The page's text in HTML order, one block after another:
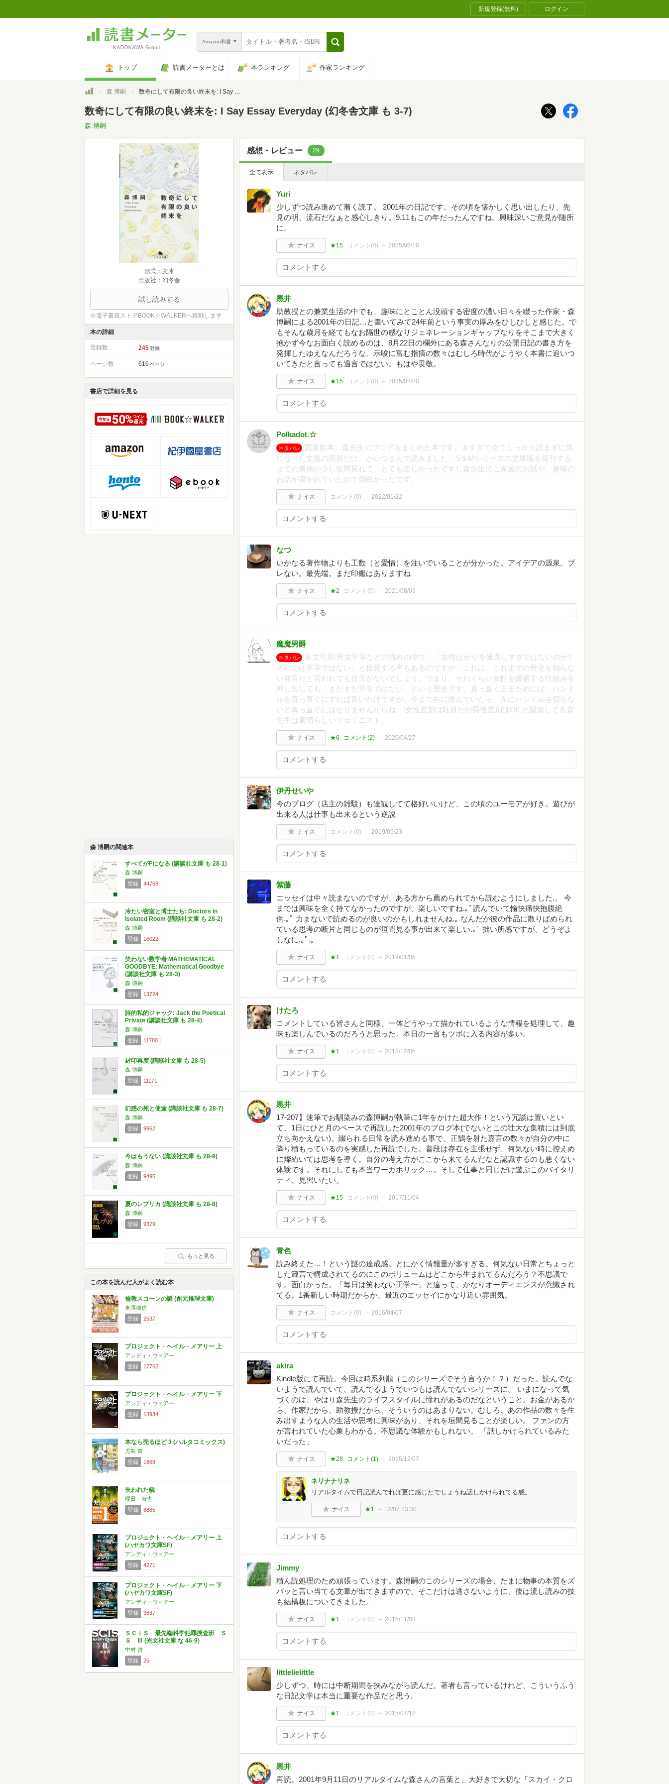
新規登録(無料) ログイン
Amazon和書
トップ 読書メーターとは 本ランキング 作家ランキング
トップ森 博嗣 数奇にして有限の良い終末を: I Say Essay Everyday (幻冬舎文庫 も 3-7)
数奇にして有限の良い終末を: I Say Essay Everyday (幻冬舎文庫 も 3-7)
森 博嗣
形式：文庫
出版社：幻冬舎
試し読みする
※電子書籍ストアBOOK☆WALKERへ移動します
本の詳細
登録数 245 登録
ページ数 616 ページ
書店で詳細を見る
森 博嗣の関連本
すべてがFになる (講談社文庫 も 28-1)
森 博嗣
登録
44768
冷たい密室と博士たち: Doctors in
Isolated Room (講談社文庫 も 28-2)
森 博嗣
登録
16022
笑わない数学者 MATHEMATICAL
GOODBYE: Mathematical Goodbye
(講談社文庫 も 28-3)
森 博嗣
登録
13724
詩的私的ジャック: Jack the Poetical
Private (講談社文庫 も 28-4)
森 博嗣
登録
11780
封印再度 (講談社文庫 も 28-5)
森 博嗣
登録
11171
幻惑の死と使途 (講談社文庫 も 28-7)
森 博嗣
登録
9962
今はもうない (講談社文庫 も 28-9)
森 博嗣
登録
9495
夏のレプリカ (講談社文庫 も 28-8)
森 博嗣
登録
9379
もっと見る
この本を読んだ人がよく読む本
倫敦スコーンの謎 (創元推理文庫)
米澤穂信
登録
2537
プロジェクト・ヘイル・メアリー 上
アンディ・ウィアー
登録
17762
プロジェクト・ヘイル・メアリー 下
アンディ・ウィアー
登録
13934
本なら売るほど 3 (ハルタコミックス)
児島 青
登録
1868
失われた貌
櫻田 智也
登録
8885
プロジェクト・ヘイル・メアリー 上
(ハヤカワ文庫SF)
アンディ・ウィアー
登録
4271
プロジェクト・ヘイル・メアリー 下
(ハヤカワ文庫SF)
アンディ・ウィアー
登録
3637
ＳＣＩＳ 最先端科学犯罪捜査班 Ｓ
Ｓ Ⅲ (光文社文庫 な 46-9)
中村 啓
登録
25
感想・レビュー 29
全て表示 ネタバレ
Yuri
少しずつ読み進めて漸く読了。 2001年の日記です。その頃を懐かしく思い出したり、先
見の明、流石だなぁと感心しきり。9.11もこの年だったんですね。興味深いご意見が随所
に。
ナイス ★15 コメント(0) 2025/06/10
黒井
助教授との兼業生活の中でも、趣味にとことん没頭する密度の濃い日々を綴った作家・森
博嗣による2001年の日記…と書いてみて24年前という事実の厚みをひしひしと感じた。で
もそんな歳月を経てもなお隔世の感なりジェネレーションギャップなりをそこまで大きく
抱かず今なお面白く読めるのは、8月22日の欄外にある森さんなりの公開日記の書き方を
発揮したゆえなんだろうな。示唆に富む指摘の数々はむしろ時代がようやく本書に追いつ
いてきたと言っても過言ではない。もはや畏敬。
ナイス ★15 コメント(0) 2025/02/20
Polkadot.☆
ネタバレ
図書館本。森先生のブログをまとめた本です。太すぎて全てしっかり読まずに気
になった文面の箇所だけ、かいつまんで読みました。S＆Mシリーズの文庫版を発刊する
までの裏側が少し垣間見れて、とても楽しかったですし森先生のご家族のお話や、趣味の
お話が書かれていたので面白かったです。
ナイス コメント(0) 2022/01/22
なつ
いかなる著作物よりも工数（と愛情）を注いでいることが分かった。アイデアの源泉。ブ
レない。最先端。まだ印鑑はありますね
ナイス ★2 コメント(0) 2021/08/03
魔魔男爵
ネタバレ
名文引用:男女平等などの流れの中で、「女性ばかりを優遇しすぎではないのか?
それでは平等ではない」と反発する声もあるのですが、これは、これまでの歴史を知らな
い発言だと言われても仕方がないでしょう。つまり、それくらい女性を優遇する仕組みを
押し出しても、まだまだ平等ではない、という歴史です。真っ直ぐ走るためには、ハンド
ルを真っ直ぐにすれば良いわけですが、今まで右に進んでいたら、左にハンドルを切らな
いと真っ直ぐにはなりませんからね。:女性差別は駄目だが男性差別はOk と認識してる森
先生は素晴らしいフェミニスト。
ナイス ★6 コメント(2) 2020/04/27
伊丹せいや
今のブログ（店主の雑駁）も達観してて格好いいけど、この頃のユーモアが好き。遊びが
出来る人は仕事も出来るという逆説
ナイス コメント(0) 2019/05/23
紫藤
エッセイは中々読まないのですが、ある方から薦められてから読むようにしました.。 今
までは興味を全く持てなかったのですが、楽しいですね.｡ﾟ読んでいて愉快痛快抱腹絶
倒.｡ﾟ 力まないで読めるのが良いのかもしれませんね.｡ なんだか彼の作品に散りばめられ
ている思考の断片と同じものが垣間見る事が出来て楽しい.｡ﾟ 拙い所感ですが、どうぞよ
しなに.｡ﾟ.｡
ナイス ★1 コメント(0) 2019/01/05
けたろ
コメントしている皆さんと同様、一体どうやって描かれているような情報を処理して、趣
味も楽しんでいるのだろうと思った。本日の一言もツボに入る内容が多い。
ナイス ★1 コメント(0) 2018/12/05
黒井
17-207】速筆でお馴染みの森博嗣が執筆に1年をかけた超大作！という冗談は置いとい
て、1日にひと月のペースで再読した2001年のブログ本(でないとこの壮大な集積には到底
立ち向かえない)。綴られる日常を読み進める事で、正鵠を射た嘉言の数々が自分の中に
降り積もっているのを実感した再読でした。普段は存在を主張せず、何気ない時に控えめ
に燦めいては思考を導く。自分の考え方がここから来てるんだなと認識するのも悪くない
体験です。それにしても本当ワーカホリック…。そして仕事と同じだけ遊ぶこのバイタリ
ティ、見習いたい。
ナイス ★15 コメント(0) 2017/11/04
青色
読み終えた…！という謎の達成感。とにかく情報量が多すぎる。何気ない日常とちょっと
した箴言で構成されてるのにこのボリュームはどこから生まれてるんだろう？不思議で
す。面白かった。「毎日は笑わない工学〜」と違って、かなりオーディエンスが意識され
てる。1番新しい時期だからか、最近のエッセイにかなり近い雰囲気。
ナイス コメント(0) 2016/04/07
akira
Kindle版にて再読。今回は時系列順（このシリーズでそう言うか！？）だった。読んでな
いようで読んでいて、読んでるようでいつもは読んでないシリーズに。 いまになって気
づくのは、やはり森先生のライフスタイルに憧れがあるのだなということ。お金があるか
ら、作家だから、助教授だから、そういうのはあまりない。むしろ、あの作品の数々を生
み出すような人の生活や思考に興味があり、それを垣間見ることが楽しい。 ファンの方
が言われていた心象もわかる。不思議な体験かもしれない。 「話しかけられているみた
いだった」
ナイス ★28 コメント(1) 2015/12/07
ネリナナリネ
リアルタイムで日記読んでれば更に感じたでしょうね話しかけられてる感。
ナイス ★1 12/07 23:30
Jimmy
積ん読処理のため頑張っています。森博嗣のこのシリーズの場合、たまに物事の本質をズ
バッと言い当てる文章が出てきますので、そこだけは逃さないように、後は流し読みの技
も結構板についてきました。
ナイス ★1 コメント(0) 2015/11/03
littlelielittle
少しずつ、時には中断期間を挟みながら読んだ。著者も言っているけれど、こういうふう
な日記文学は本当に重要な作品だと思う。
ナイス ★1 コメント(0) 2015/07/12
黒井
再読。2001年9月11日のリアルタイムな森さんの言葉と、大好きで大切な『スカイ・クロ